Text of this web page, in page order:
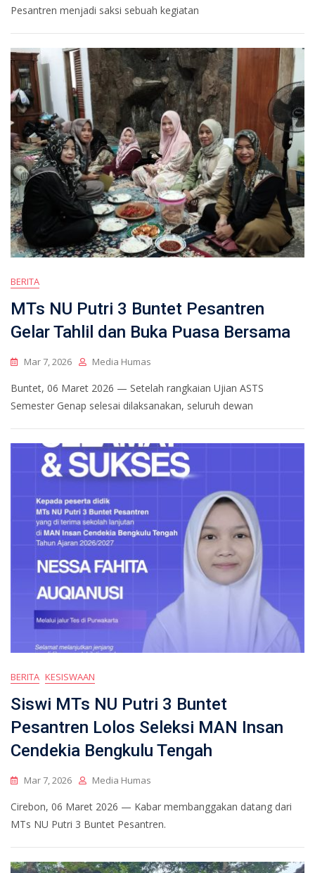
Pesantren menjadi saksi sebuah kegiatan
BERITA
MTs NU Putri 3 Buntet Pesantren
Gelar Tahlil dan Buka Puasa Bersama
Mar 7, 2026 Media Humas
Buntet, 06 Maret 2026 — Setelah rangkaian Ujian ASTS
Semester Genap selesai dilaksanakan, seluruh dewan
BERITA KESISWAAN
Siswi MTs NU Putri 3 Buntet
Pesantren Lolos Seleksi MAN Insan
Cendekia Bengkulu Tengah
Mar 7, 2026 Media Humas
Cirebon, 06 Maret 2026 — Kabar membanggakan datang dari
MTs NU Putri 3 Buntet Pesantren.